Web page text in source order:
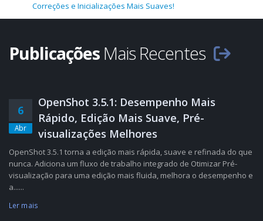
Correções e Inicializações Mais Suaves!
Publicações Mais Recentes
6
Abr
OpenShot 3.5.1: Desempenho Mais
Rápido, Edição Mais Suave, Pré-
visualizações Melhores
OpenShot 3.5.1 torna a edição mais rápida, suave e refinada do que
nunca. Adiciona um fluxo de trabalho integrado de Otimizar Pré-
visualização para uma edição mais fluida, melhora o desempenho e
a......
Ler mais